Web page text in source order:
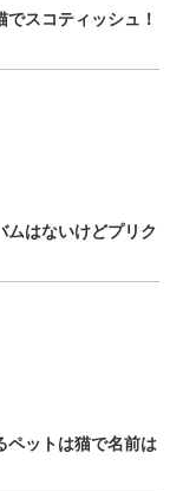
スコティッシュ！
ムはないけどプリク
ペットは猫で名前は